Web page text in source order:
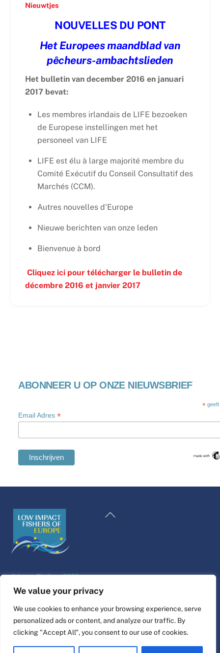
We value your privacy
We use cookies to enhance your browsing experience, serve
personalized ads or content, and analyze our traffic. By
clicking "Accept All", you consent to our use of cookies.
Nieuwtjes
NOUVELLES DU PONT
Het Europees maandblad van
pêcheurs-ambachtslieden
Het bulletin van december 2016 en januari
2017 bevat:
Les membres irlandais de LIFE bezoeken
de Europese instellingen met het
personeel van LIFE
LIFE est élu à large majorité membre du
Comité Exécutif du Conseil Consultatif des
Marchés (CCM).
Autres nouvelles d'Europe
Nieuwe berichten van onze leden
Bienvenue à bord
Cliquez ici pour télécharger le bulletin de
décembre 2016 et janvier 2017
ABONNEER U OP ONZE NIEUWSBRIEF
*
Email Adres*
Terug
©Leven Platform2026
Website ontwerp & bouw dooralpha.coop
Connect
English
Croatian
French
Swedish